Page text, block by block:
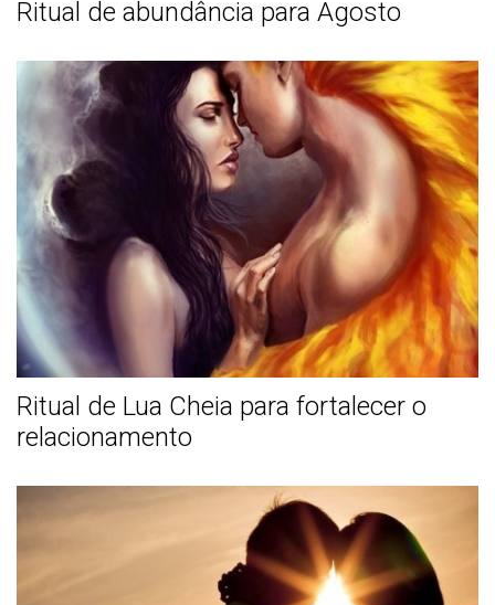
Ritual de abundância para Agosto
Ritual de Lua Cheia para fortalecer o
relacionamento